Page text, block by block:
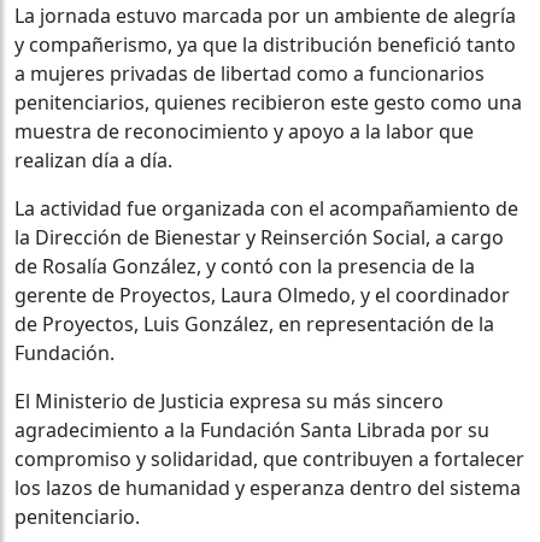
La jornada estuvo marcada por un ambiente de alegría
y compañerismo, ya que la distribución benefició tanto
a mujeres privadas de libertad como a funcionarios
penitenciarios, quienes recibieron este gesto como una
muestra de reconocimiento y apoyo a la labor que
realizan día a día.
La actividad fue organizada con el acompañamiento de
la Dirección de Bienestar y Reinserción Social, a cargo
de Rosalía González, y contó con la presencia de la
gerente de Proyectos, Laura Olmedo, y el coordinador
de Proyectos, Luis González, en representación de la
Fundación.
El Ministerio de Justicia expresa su más sincero
agradecimiento a la Fundación Santa Librada por su
compromiso y solidaridad, que contribuyen a fortalecer
los lazos de humanidad y esperanza dentro del sistema
penitenciario.